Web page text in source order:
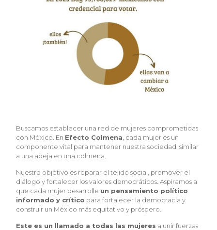
Buscamos establecer una red de mujeres comprometidas
con México. En Efecto Colmena , cada mujer es un
componente vital para mantener nuestra sociedad, similar
a una abeja en una colmena.
Nuestro objetivo es reparar el tejido social, promover el
diálogo y fortalecer los valores democráticos. Aspiramos a
que cada mujer desarrolle un pensamiento político
informado y crítico para fortalecer la democracia y
construir un México más equitativo y próspero.
Este es un llamado a todas las mujeres a unir fuerzas